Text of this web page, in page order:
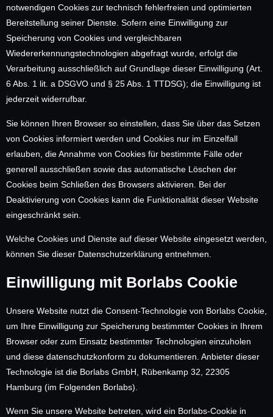
notwendigen Cookies zur technisch fehlerfreien und optimierten
Bereitstellung seiner Dienste. Sofern eine Einwilligung zur
Speicherung von Cookies und vergleichbaren
Wiedererkennungstechnologien abgefragt wurde, erfolgt die
Verarbeitung ausschließlich auf Grundlage dieser Einwilligung (Art.
6 Abs. 1 lit. a DSGVO und § 25 Abs. 1 TTDSG); die Einwilligung ist
jederzeit widerrufbar.
Sie können Ihren Browser so einstellen, dass Sie über das Setzen
von Cookies informiert werden und Cookies nur im Einzelfall
erlauben, die Annahme von Cookies für bestimmte Fälle oder
generell ausschließen sowie das automatische Löschen der
Cookies beim Schließen des Browsers aktivieren. Bei der
Deaktivierung von Cookies kann die Funktionalität dieser Website
eingeschränkt sein.
Welche Cookies und Dienste auf dieser Website eingesetzt werden,
können Sie dieser Datenschutzerklärung entnehmen.
Einwilligung mit Borlabs Cookie
Unsere Website nutzt die Consent-Technologie von Borlabs Cookie,
um Ihre Einwilligung zur Speicherung bestimmter Cookies in Ihrem
Browser oder zum Einsatz bestimmter Technologien einzuholen
und diese datenschutzkonform zu dokumentieren. Anbieter dieser
Technologie ist die Borlabs GmbH, Rübenkamp 32, 22305
Hamburg (im Folgenden Borlabs).
Wenn Sie unsere Website betreten, wird ein Borlabs-Cookie in